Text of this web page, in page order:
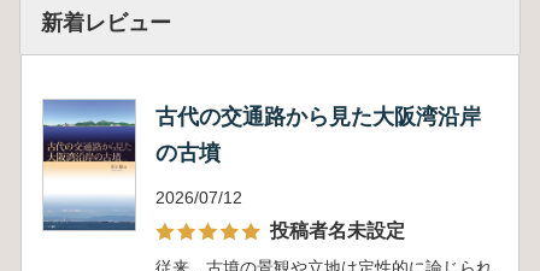
新着レビュー
古代の交通路から見た大阪湾沿岸
の古墳
2026/07/12
投稿者名未設定